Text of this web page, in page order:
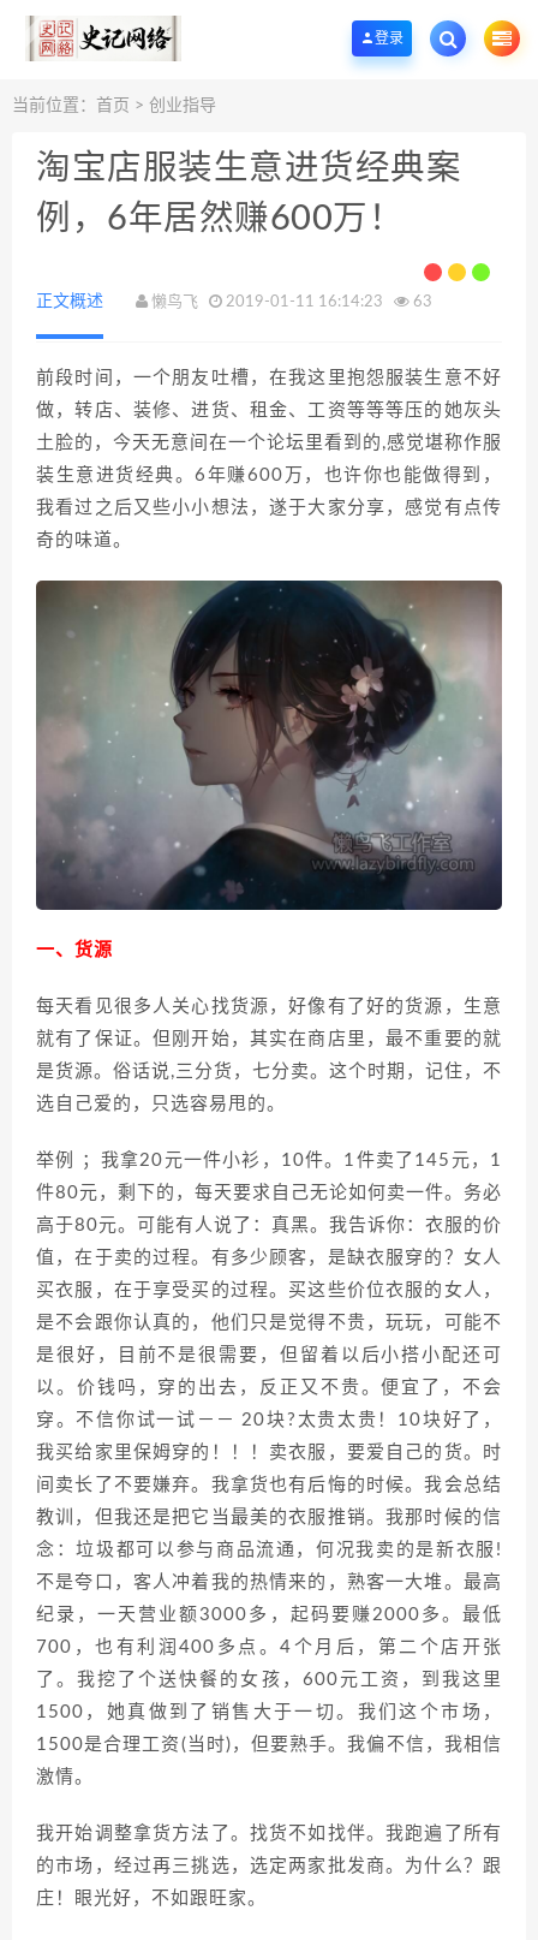
欢迎您光临史记网络工作室资源下载站，一个优质的手机App应用商店和网站源
登录
当前位置： 首页 > 创业指导
淘宝店服装生意进货经典案
例，6年居然赚600万！
正文概述 懒鸟飞 2019-01-11 16:14:23 63
前段时间，一个朋友吐槽，在我这里抱怨服装生意不好
做，转店、装修、进货、租金、工资等等等压的她灰头
土脸的，今天无意间在一个论坛里看到的,感觉堪称作服
装生意进货经典。6年赚600万，也许你也能做得到，
我看过之后又些小小想法，遂于大家分享，感觉有点传
奇的味道。
一、货源
每天看见很多人关心找货源，好像有了好的货源，生意
就有了保证。但刚开始，其实在商店里，最不重要的就
是货源。俗话说,三分货，七分卖。这个时期，记住，不
选自己爱的，只选容易甩的。
举例 ；我拿20元一件小衫，10件。1件卖了145元，1
件80元，剩下的，每天要求自己无论如何卖一件。务必
高于80元。可能有人说了：真黑。我告诉你：衣服的价
值，在于卖的过程。有多少顾客，是缺衣服穿的？女人
买衣服，在于享受买的过程。买这些价位衣服的女人，
是不会跟你认真的，他们只是觉得不贵，玩玩，可能不
是很好，目前不是很需要，但留着以后小搭小配还可
以。价钱吗，穿的出去，反正又不贵。便宜了，不会
穿。不信你试一试－－ 20块?太贵太贵！10块好了，
我买给家里保姆穿的！！！卖衣服，要爱自己的货。时
间卖长了不要嫌弃。我拿货也有后悔的时候。我会总结
教训，但我还是把它当最美的衣服推销。我那时候的信
念：垃圾都可以参与商品流通，何况我卖的是新衣服!
不是夸口，客人冲着我的热情来的，熟客一大堆。最高
纪录，一天营业额3000多，起码要赚2000多。最低
700，也有利润400多点。4个月后，第二个店开张
了。我挖了个送快餐的女孩，600元工资，到我这里
1500，她真做到了销售大于一切。我们这个市场，
1500是合理工资(当时)，但要熟手。我偏不信，我相信
激情。
我开始调整拿货方法了。找货不如找伴。我跑遍了所有
的市场，经过再三挑选，选定两家批发商。为什么？跟
庄！眼光好，不如跟旺家。